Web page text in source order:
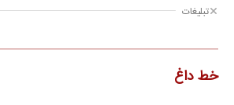
تبلیغات
خط داغ